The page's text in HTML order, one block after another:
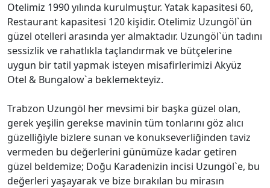
Otelimiz 1990 yılında kurulmuştur. Yatak kapasitesi 60,
Restaurant kapasitesi 120 kişidir. Otelimiz Uzungöl`ün
güzel otelleri arasında yer almaktadır. Uzungöl`ün tadını
sessizlik ve rahatlıkla taçlandırmak ve bütçelerine
uygun bir tatil yapmak isteyen misafirlerimizi Akyüz
Otel & Bungalow`a beklemekteyiz.
Trabzon Uzungöl her mevsimi bir başka güzel olan,
gerek yeşilin gerekse mavinin tüm tonlarını göz alıcı
güzelliğiyle bizlere sunan ve konukseverliğinden taviz
vermeden bu değerlerini günümüze kadar getiren
güzel beldemize; Doğu Karadenizin incisi Uzungöl`e, bu
değerleri yaşayarak ve bize bırakılan bu mirasın